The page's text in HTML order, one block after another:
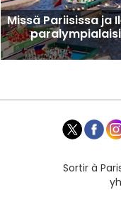
Missä Pariisissa ja
Sortir à